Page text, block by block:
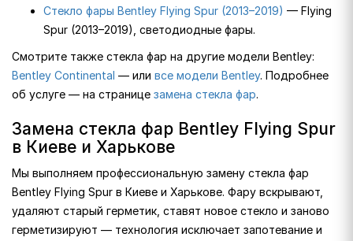
Стекло фары Bentley Flying Spur (2013–2019) — Flying
Spur (2013–2019), светодиодные фары.
Смотрите также стекла фар на другие модели Bentley:
Bentley Continental — или все модели Bentley. Подробнее
об услуге — на странице замена стекла фар.
Замена стекла фар Bentley Flying Spur
в Киеве и Харькове
Мы выполняем профессиональную замену стекла фар
Bentley Flying Spur в Киеве и Харькове. Фару вскрывают,
удаляют старый герметик, ставят новое стекло и заново
герметизируют — технология исключает запотевание и